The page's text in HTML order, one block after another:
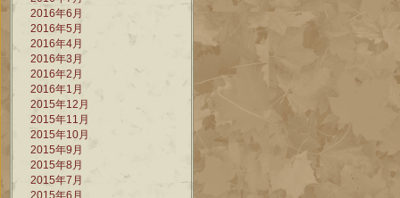
2016年6月
2016年5月
2016年4月
2016年3月
2016年2月
2016年1月
2015年12月
2015年11月
2015年10月
2015年9月
2015年8月
2015年7月
2015年6月